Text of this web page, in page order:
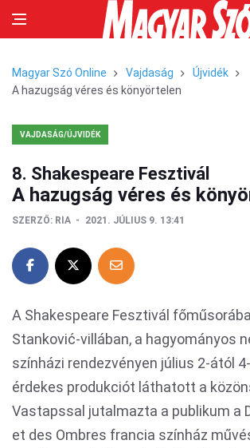
Magyar Szó Online Vajdaság
Újvidék
A hazugság véres és könyörtelen
VAJDASÁG/ÚJVIDÉK
8. Shakespeare Fesztivál
A hazugság véres és
SZERZŐ: RIA 2021. JÚLIUS 9. 13:41
A Shakespeare Fesztivál
Stanković-villában, a hagyományos
színházi rendezvényen július 2-ától
érdekes produkciót láthatott a
Vastapssal jutalmazta a publikum a
et des Ombres francia színház